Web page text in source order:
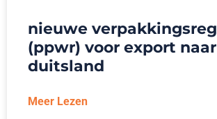
nieuwe
(ppwr) voor export naar
duitsland
Meer Lezen